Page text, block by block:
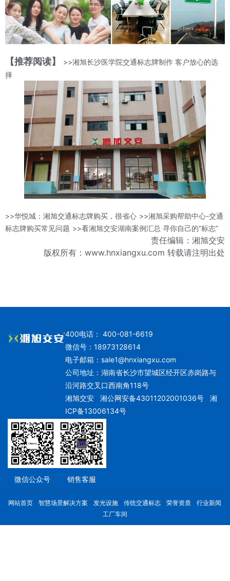
【推荐阅读】
>>湘旭长沙医学院交通标志牌制作 客户放心的选
择
>>华悦城：湘旭交通标志牌购买，很省心 >>湘旭采购帮助中心-交通
标志牌购买常见问题 >>看湘旭交安湖南案例汇总 寻你自己的“标志”
责任编辑：湘旭交安
版权所有：www.hnxiangxu.com 转载请注明出处
400电话： 400-081-6619
微信号：18973128614
电子邮箱： sale1@hnxiangxu.com
公司地址：湖南省长沙市望城区经开区赤岗路与
沿河路交叉口西南角118号
湘旭交安湘公网安备43011202001036号
湘
ICP备13006134号
微信公众号 销售客服
网站首页 智慧场景解决方案 发光设施 传统交通标志 荣誉资质
行业新闻
工厂车间